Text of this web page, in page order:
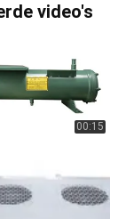
video's
00:15